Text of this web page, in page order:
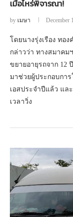
เมื่อไหร่พิจารณา!
by เมษา December
โดยนางรุ่งเรือง ทอ
กล่าวว่า ทางสมาคม
ขยายอายุรถจาก 12
มาช่วยผู้ประกอบกา
เอสประจำปีแล้ว แล
เวลาวิ่ง